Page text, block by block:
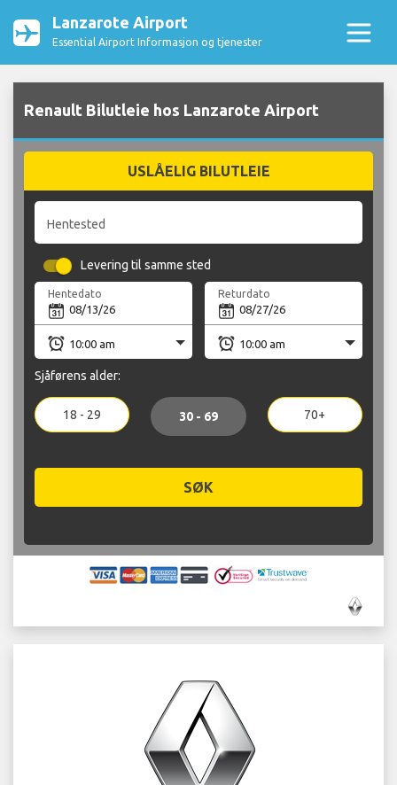
Lanzarote Airport
Essential Airport Informasjon og tjenester
Renault Bilutleie hos Lanzarote Airport
USLÅELIG BILUTLEIE
Hentested
Levering til samme sted
Hentedato Returdato
Sjåførens alder:
18 - 29 30 - 69 70+
SØK